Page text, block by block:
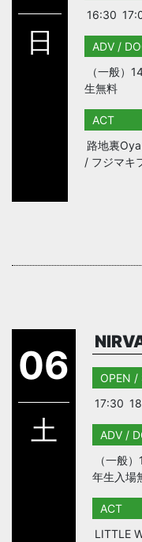
日
16:30
ADV /
（一般
生無料
ACT
路地裏
/ フジマキ
06
土
OPEN /
17:30
ADV /
（一般
年生入場
ACT
LITTLE